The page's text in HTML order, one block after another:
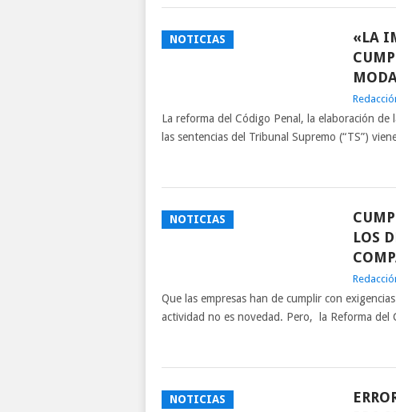
NOTICIAS
«LA
La reforma del Código Penal, la elaboración de
las sentencias del Tribunal Supremo (“TS”)
NOTICIAS
LOS
Que las empresas han de cumplir con
actividad no es novedad. Pero, la Reforma del
NOTICIAS